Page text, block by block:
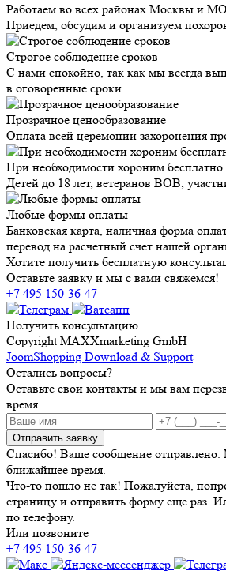
Работаем во всех районах Москвы и МО
Приедем, обсудим и организуем
Строгое соблюдение сроков
С нами спокойно, так как мы всегда
в оговоренные сроки
Прозрачное ценообразование
Оплата всей церемонии захоронения
При необходимости хороним бесплатно
Детей до 18 лет, ветеранов ВОВ,
Любые формы оплаты
Банковская карта, наличная форма
перевод на расчетный счет нашей
Хотите получить бесплатную
Оставьте заявку и мы с вами свяжемся!
+7 495 150-36-47
Получить консультацию
Copyright MAXXmarketing GmbH
JoomShopping Download & Support
Остались вопросы?
Оставьте свои контакты и мы вам
время
Отправить заявку
Спасибо! Ваше сообщение
ближайшее время.
Что-то пошло не так! Пожалуйста,
страницу и отправить форму еще раз.
по телефону.
Или позвоните
+7 495 150-36-47